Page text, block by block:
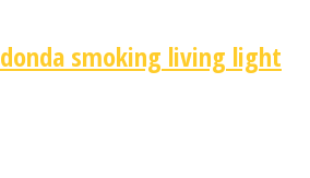
smoking living light